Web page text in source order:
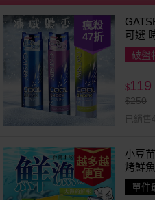
瘋殺
47折
可選
破盤
$119
$250
已銷售
越多越
便宜
小豆
烤鮮
魚香
切片
單件